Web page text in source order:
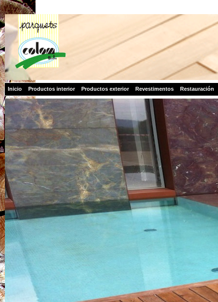
Inicio Productos interior Productos exterior Revestimentos Restauración